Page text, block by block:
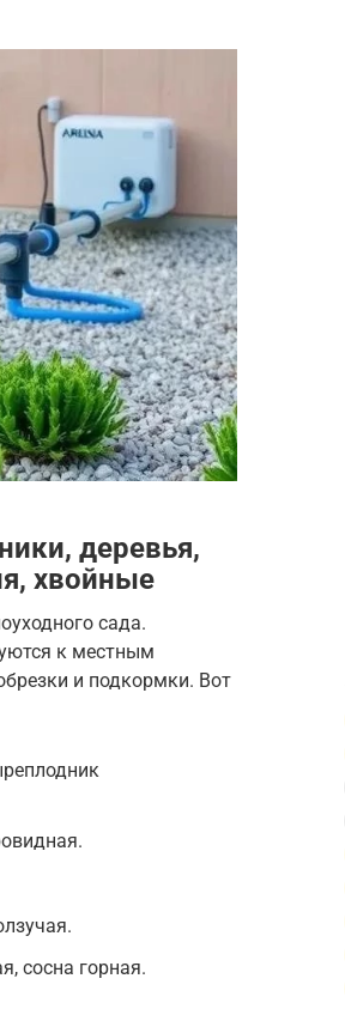
деревья,
хвойные
сада.
к местным
и подкормки. Вот
сосна горная.